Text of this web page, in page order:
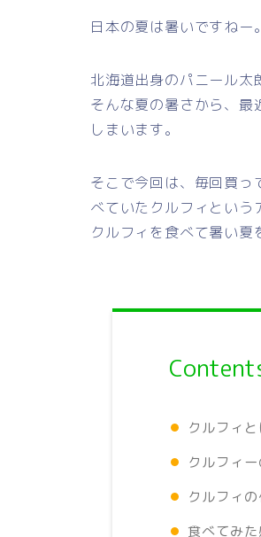
日本の夏は暑いですね
北海道出身のパニール
そんな夏の暑さから、
しまいます。
そこで今回は、毎回買
べていたクルフィとい
クルフィを食べて暑い
クルフィ
クルフィ
クルフィ
食べてみ